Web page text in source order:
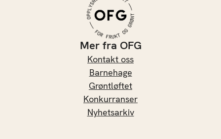
Mer fra OFG
Kontakt oss
Barnehage
Grøntløftet
Konkurranser
Nyhetsarkiv